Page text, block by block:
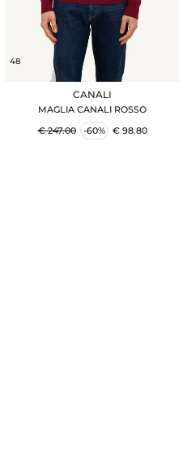
48
CANALI
MAGLIA CANALI ROSSO
€ 247.00
-60% € 98.80